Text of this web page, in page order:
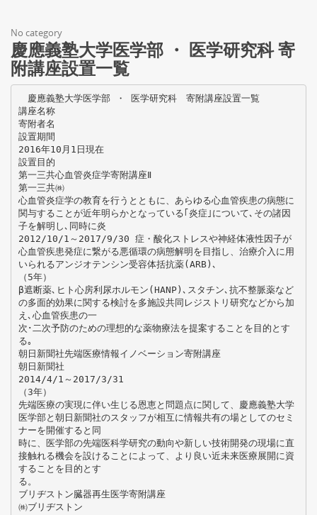
No category
慶應義塾大学医学部 ・ 医学研究科 寄
附講座設置一覧
慶應義塾大学医学部 ・ 医学研究科 寄附講座設置一覧
講座名称
寄附者名
設置期間
2016年10月1日現在
設置目的
第一三共心血管炎症学寄附講座Ⅱ
第一三共㈱
心血管炎症学の教育を行うとともに、あらゆる心血管疾患の病態に
関与することが近年明らかとなっている｢炎症｣について､その諸因
子を解明し､同時に炎
2012/10/1～2017/9/30 症・酸化ストレスや神経体液性因子が
心血管疾患発症に繋がる悪循環の病態解明を目指し、治療介入に用
いられるアンジオテンシン受容体括抗薬(ARB)､
（5年）
β遮断薬､ヒト心房利尿ホルモン(HANP)､スタチン､抗不整脈薬など
の多面的効果に関する検討を多施設共同レジストリ研究などから加
え､心血管疾患の一
次･二次予防のための理想的な薬物療法を提案することを目的とす
る｡
朝日新聞社先端医療情報イノベーション寄附講座
朝日新聞社
2014/4/1～2017/3/31
（3年）
先端医療の実現に伴い生じる恩恵と問題点に関して、慶應義塾大学
医学部と朝日新聞社のスタッフが相互に情報共有の場としてのセミ
ナーを開催すると同
時に、医学部の先端医科学研究の動向や新しい技術開発の現場に直
接触れる機会を設けることによって、より良い近未来医療展開に資
することを目的とす
る。
ブリヂストン臓器再生医学寄附講座
㈱ブリヂストン